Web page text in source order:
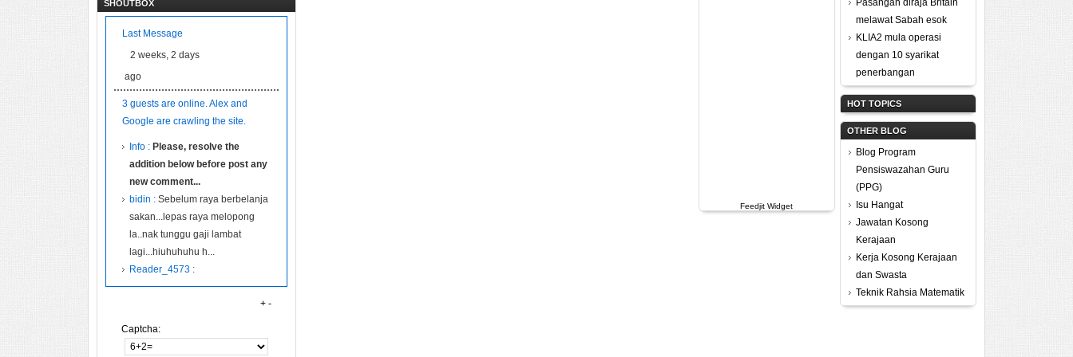
SHOUTBOX
Last Message
2 weeks, 2 days
ago
3 guests are online. Alex and
Google are crawling the site.
Info : Please, resolve the
addition below before post any
new comment...
bidin : Sebelum raya berbelanja
sakan...lepas raya melopong
la..nak tunggu gaji lambat
lagi...hiuhuhuhu h...
Reader_4573 :
+ -
Captcha:
Feedjit Widget
Pasangan diraja Britain
melawat Sabah esok
KLIA2 mula operasi
dengan 10 syarikat
penerbangan
HOT TOPICS
OTHER BLOG
Blog Program
Pensiswazahan Guru
(PPG)
Isu Hangat
Jawatan Kosong
Kerajaan
Kerja Kosong Kerajaan
dan Swasta
Teknik Rahsia Matematik